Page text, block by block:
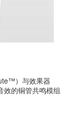
）与效果器
效的铜管共鸣模组